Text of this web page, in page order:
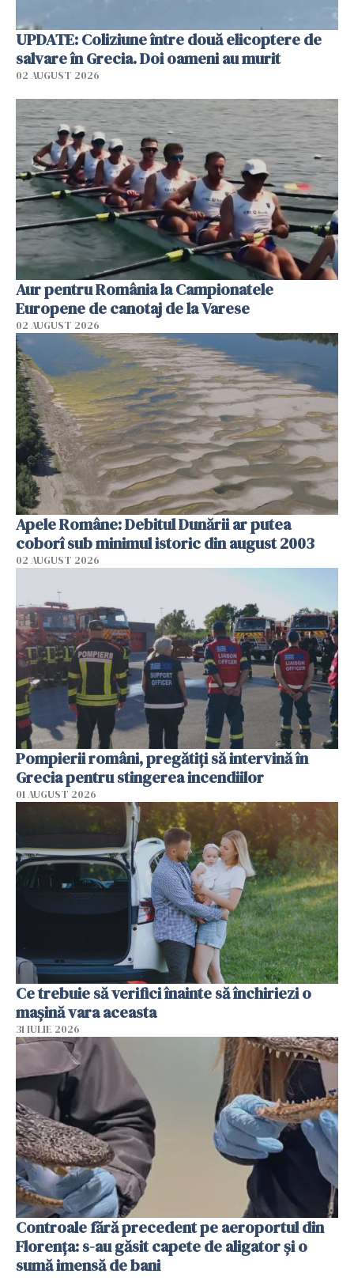
UPDATE: Coliziune între două elicoptere de
salvare în Grecia. Doi oameni au murit
02 AUGUST 2026
Aur pentru România la Campionatele
Europene de canotaj de la Varese
02 AUGUST 2026
Apele Române: Debitul Dunării ar putea
coborî sub minimul istoric din august 2003
02 AUGUST 2026
Pompierii români, pregătiţi să intervină în
Grecia pentru stingerea incendiilor
01 AUGUST 2026
Ce trebuie să verifici înainte să închiriezi o
mașină vara aceasta
31 IULIE 2026
Controale fără precedent pe aeroportul din
Florența: s-au găsit capete de aligator și o
sumă imensă de bani